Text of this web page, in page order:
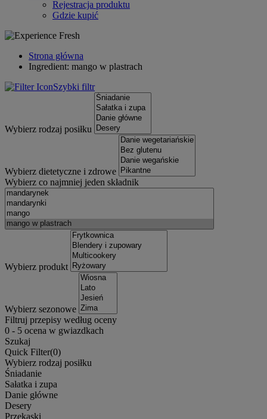
Rejestracja produktu
Gdzie kupić
Strona główna
Ingredient: mango w plastrach
Szybki filtr
Wybierz rodzaj posiłku
Wybierz dietetyczne i zdrowe
Wybierz co najmniej jeden składnik
Wybierz produkt
Wybierz sezonowe
Filtruj przepisy według oceny
0 - 5 ocena w gwiazdkach
Szukaj
Quick Filter(0)
Wybierz rodzaj posiłku
Śniadanie
Sałatka i zupa
Danie główne
Desery
Przekąski